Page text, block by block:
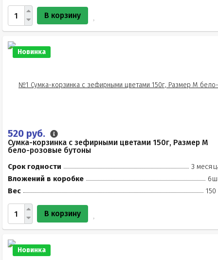
В корзину
Новинка
520 руб.
Сумка-корзинка с зефирными цветами 150г, Размер М
бело-розовые бутоны
Срок годности
3
Вложений в коробке
Вес
150
В корзину
Новинка